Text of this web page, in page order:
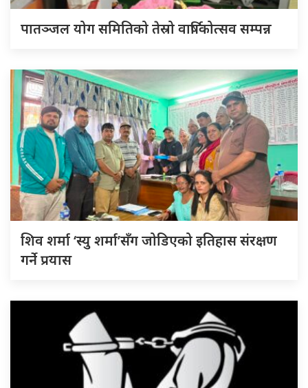
पातञ्जल योग समितिको तेस्रो वार्षिकोत्सव सम्पन्न
शिव शर्मा ‘स्यु शर्मा’सँग जोडिएको इतिहास संरक्षण
गर्ने प्रयास